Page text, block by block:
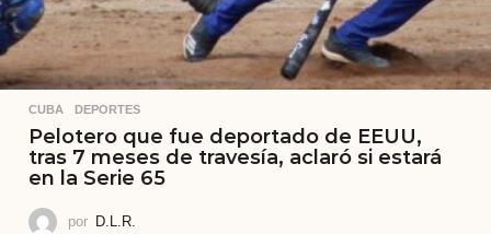
CUBA ,DEPORTES
Pelotero que fue deportado de EEUU,
tras 7 meses de travesía, aclaró si estará
en la Serie 65
por D.L.R.